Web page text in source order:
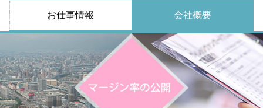
お仕事情報 会社概要